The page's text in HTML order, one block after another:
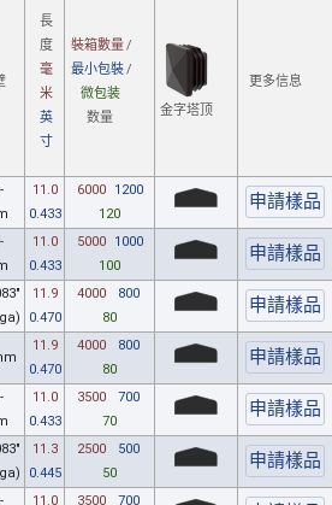
長
度
毫
米
英
寸
裝箱數量/
最小包裝/
微包装
数量
金字塔顶
更多信息
11.0
0.433
6000
1200
120
11.0
0.433
5000
1000
100
11.9
0.470
4000
800
80
11.9
0.470
4000
800
80
11.0
0.433
3500
700
70
11.3
0.445
2500
500
50
11.0 3500 700